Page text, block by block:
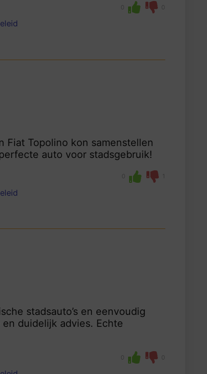
0 0
Topolino kon samenstellen
auto voor stadsgebruik!
0 1
stadsauto’s en eenvoudig
duidelijk advies. Echte
0 0